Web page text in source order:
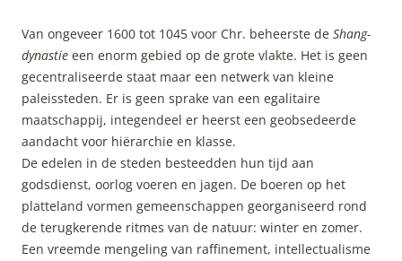
Van ongeveer 1600 tot 1045 voor Chr. beheerste de Shang-
dynastie een enorm gebied op de grote vlakte. Het is geen
gecentraliseerde staat maar een netwerk van kleine
paleissteden. Er is geen sprake van een egalitaire
maatschappij, integendeel er heerst een geobsedeerde
aandacht voor hiërarchie en klasse.
De edelen in de steden besteedden hun tijd aan
godsdienst, oorlog voeren en jagen. De boeren op het
platteland vormen gemeenschappen georganiseerd rond
de terugkerende ritmes van de natuur: winter en zomer.
Een vreemde mengeling van raffinement, intellectualisme